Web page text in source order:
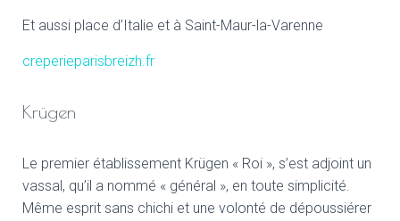
Et aussi place d’Italie et à Saint-Maur-la-Varenne
creperieparisbreizh.fr
Krügen
Le premier établissement Krügen « Roi », s’est adjoint un
vassal, qu’il a nommé « général », en toute simplicité.
Même esprit sans chichi et une volonté de dépoussiérer